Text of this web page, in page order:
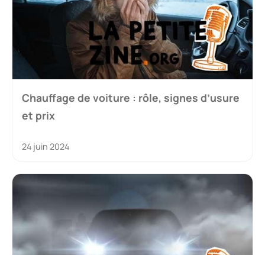
Chauffage de voiture : rôle, signes d’usure
et prix
24 juin 2024